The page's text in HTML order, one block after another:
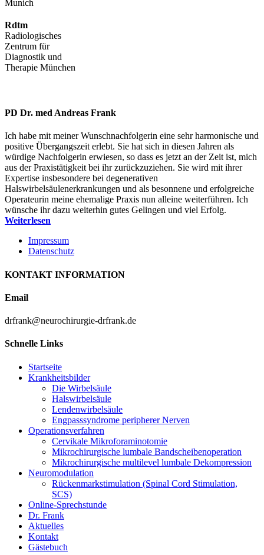
Munich
Rdtm
Radiologisches
Zentrum für
Diagnostik und
Therapie München
PD Dr. med Andreas Frank
Ich habe mit meiner Wunschnachfolgerin eine sehr harmonische und
positive Übergangszeit erlebt. Sie hat sich in diesen Jahren als
würdige Nachfolgerin erwiesen, so dass es jetzt an der Zeit ist, mich
aus der Praxistätigkeit bei ihr zurückzuziehen. Sie wird mit ihrer
Expertise insbesondere bei degenerativen
Halswirbelsäulenerkrankungen und als besonnene und erfolgreiche
Operateurin meine ehemalige Praxis nun alleine weiterführen. Ich
wünsche ihr dazu weiterhin gutes Gelingen und viel Erfolg.
Weiterlesen
Impressum
Datenschutz
KONTAKT INFORMATION
Email
drfrank@neurochirurgie-drfrank.de
Schnelle Links
Startseite
Krankheitsbilder
Die Wirbelsäule
Halswirbelsäule
Lendenwirbelsäule
Engpasssyndrome peripherer Nerven
Operationsverfahren
Cervikale Mikroforaminotomie
Mikrochirurgische lumbale Bandscheibenoperation
Mikrochirurgische multilevel lumbale Dekompression
Neuromodulation
Rückenmarkstimulation (Spinal Cord Stimulation,
SCS)
Online-Sprechstunde
Dr. Frank
Aktuelles
Kontakt
Gästebuch